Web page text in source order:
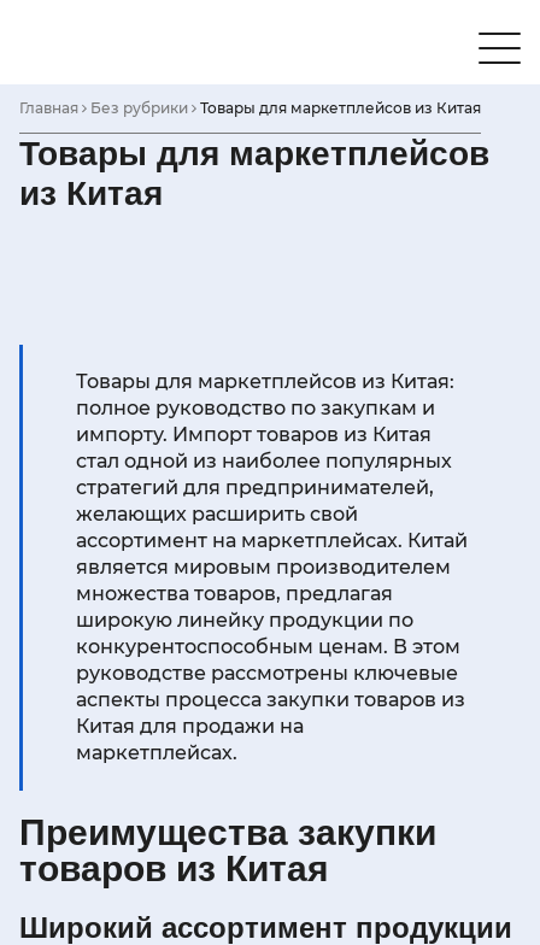
Главная Без рубрики Товары для маркетплейсов из Китая
Товары для маркетплейсов
из Китая
Товары для маркетплейсов из Китая:
полное руководство по закупкам и
импорту. Импорт товаров из Китая
стал одной из наиболее популярных
стратегий для предпринимателей,
желающих расширить свой
ассортимент на маркетплейсах. Китай
является мировым производителем
множества товаров, предлагая
широкую линейку продукции по
конкурентоспособным ценам. В этом
руководстве рассмотрены ключевые
аспекты процесса закупки товаров из
Китая для продажи на
маркетплейсах.
Преимущества закупки
товаров из Китая
Широкий ассортимент продукции